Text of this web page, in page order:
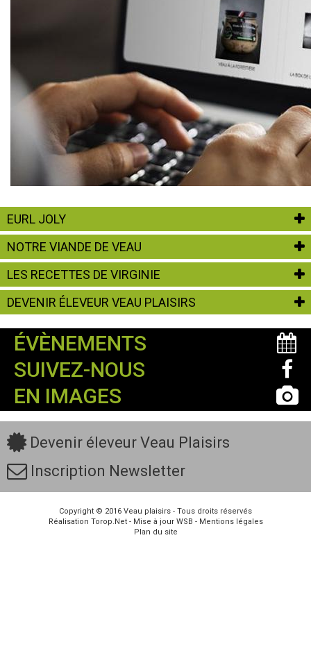
EURL JOLY
NOTRE VIANDE DE VEAU
LES RECETTES DE VIRGINIE
DEVENIR ÉLEVEUR VEAU PLAISIRS
ÉVÈNEMENTS
SUIVEZ-NOUS
EN IMAGES
Devenir éleveur Veau Plaisirs
Inscription Newsletter
Copyright © 2016 Veau plaisirs - Tous droits réservés
Réalisation Torop.Net- Mise à jour WSB - Mentions légales
Plan du site